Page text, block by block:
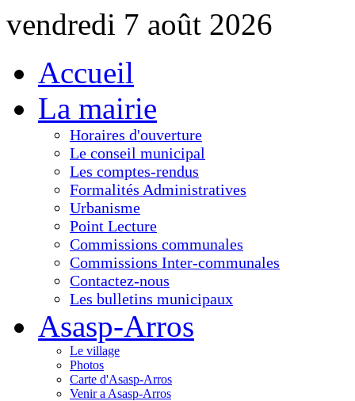
vendredi 7 août 2026
Accueil
La mairie
Horaires d'ouverture
Le conseil municipal
Les comptes-rendus
Formalités Administratives
Urbanisme
Point Lecture
Commissions communales
Commissions Inter-communales
Contactez-nous
Les bulletins municipaux
Asasp-Arros
Le village
Photos
Carte d'Asasp-Arros
Venir a Asasp-Arros